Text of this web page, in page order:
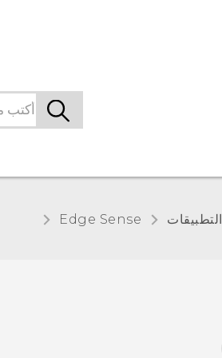
التطبيقات Edge Sense